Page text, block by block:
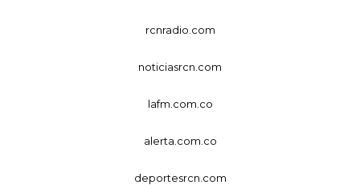
rcnradio.com
noticiasrcn.com
lafm.com.co
alerta.com.co
deportesrcn.com